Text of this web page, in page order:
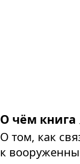
О чём книга
О том, как
к